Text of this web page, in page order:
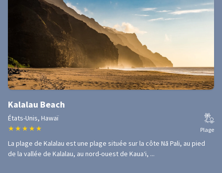
Kalalau Beach
États-Unis, Hawaï
★ ★ ★ ★ ★ Plage
La plage de Kalalau est une plage située sur la côte Nā Pali, au pied
de la vallée de Kalalau, au nord-ouest de Kauaʻi, ...